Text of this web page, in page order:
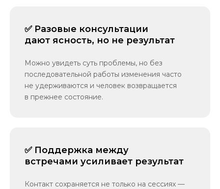
✅ Разовые консультации
дают ясность, но не результат
Можно увидеть суть проблемы, но без
последовательной работы изменения часто
не удерживаются и человек возвращается
в прежнее состояние.
✅ Поддержка между
встречами усиливает результат
Контакт сохраняется не только на сессиях —